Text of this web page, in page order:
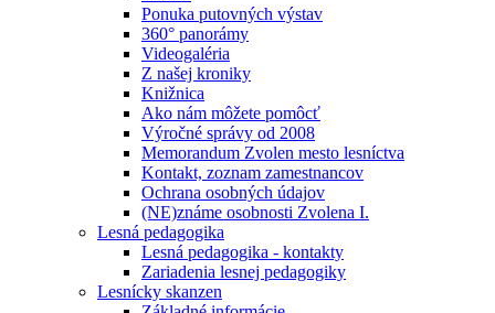
Ponuka putovných výstav
360° panorámy
Videogaléria
Z našej kroniky
Knižnica
Ako nám môžete pomôcť
Výročné správy od 2008
Memorandum Zvolen mesto lesníctva
Kontakt, zoznam zamestnancov
Ochrana osobných údajov
(NE)známe osobnosti Zvolena I.
Lesná pedagogika
Lesná pedagogika - kontakty
Zariadenia lesnej pedagogiky
Lesnícky skanzen